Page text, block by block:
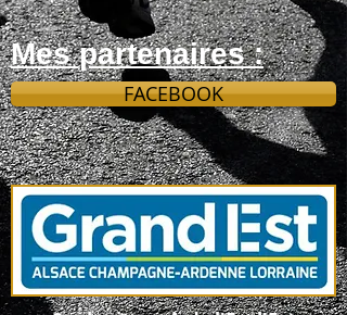
Mes partenaires :
FACEBOOK